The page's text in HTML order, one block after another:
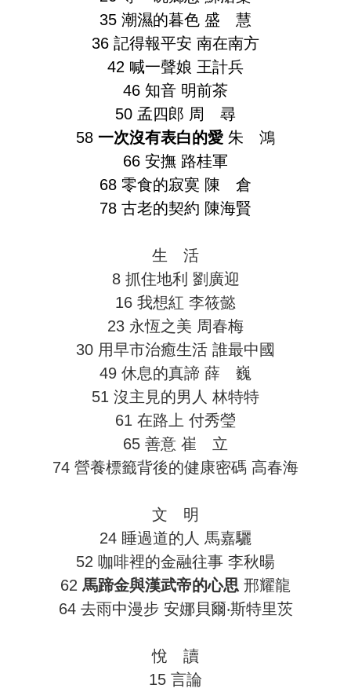
35 潮濕的暮色 盛 慧
36 記得報平安 南在南方
42 喊一聲娘 王計兵
46 知音 明前茶
50 孟四郎 周 尋
58 一次沒有表白的愛 朱 鴻
66 安撫 路桂軍
68 零食的寂寞 陳 倉
78 古老的契約 陳海賢
生 活
8 抓住地利 劉廣迎
16 我想紅 李筱懿
23 永恆之美 周春梅
30 用早市治癒生活 誰最中國
49 休息的真諦 薛 巍
51 沒主見的男人 林特特
61 在路上 付秀瑩
65 善意 崔 立
74 營養標籤背後的健康密碼 高春海
文 明
24 睡過道的人 馬嘉驪
52 咖啡裡的金融往事 李秋暘
62 馬蹄金與漢武帝的心思 邢耀龍
64 去雨中漫步 安娜貝爾‧斯特里茨
悅 讀
15 言論